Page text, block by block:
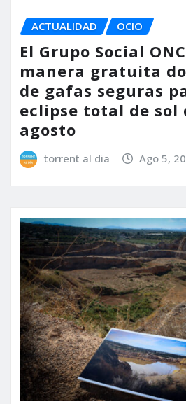
ACTUALIDAD OCIO
El Grupo Social
manera gratuita
de gafas seguras
eclipse total de sol
agosto
torrent al dia Ago 5,